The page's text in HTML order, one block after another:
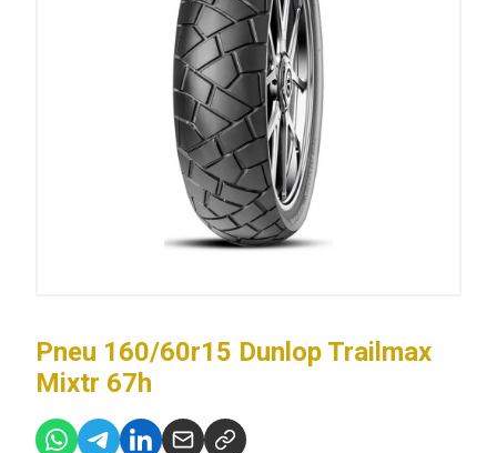
Pneu 160/60r15 Dunlop Trailmax
Mixtr 67h